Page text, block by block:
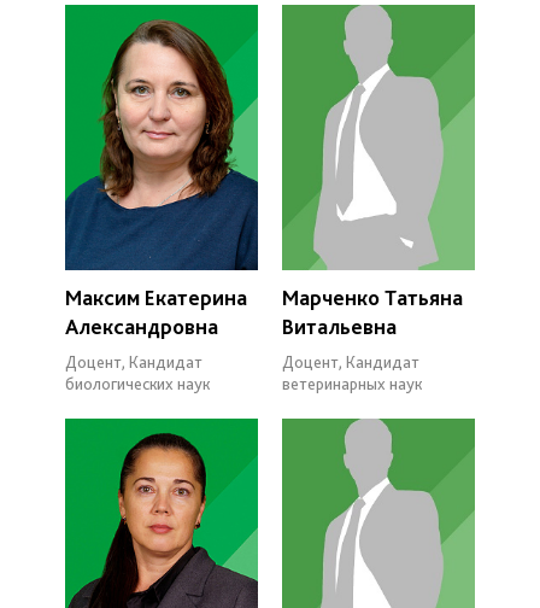
Максим Екатерина
Александровна
Доцент, Кандидат
биологических наук
Марченко Татьяна
Витальевна
Доцент, Кандидат
ветеринарных наук